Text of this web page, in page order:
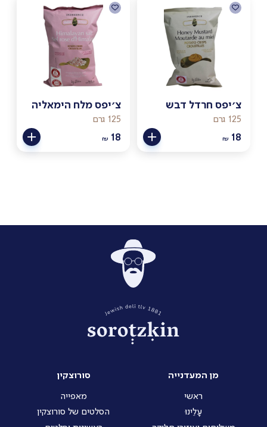
צ׳יפס חרדל דבש
125 גרם
₪ 18
צ׳יפס מלח הימאליה
125 גרם
₪ 18
מן המעדנייה
ראשי
עָלֵינוּ
סורוצקין
מאפייה
הסלטים של סורוצקין